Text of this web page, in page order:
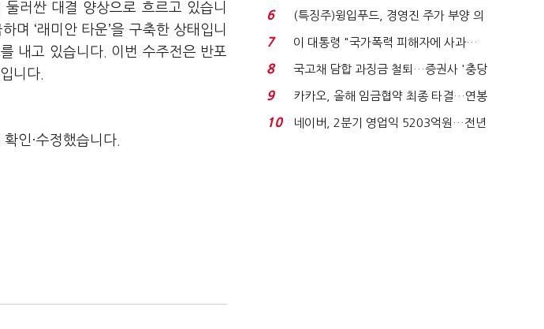
러싼 대결 양상으로 흐르고 있습니
며 ‘래미안 타운’을 구축한 상태입니
내고 있습니다. 이번 수주전은 반포
니다.
인·수정했습니다.
국전쟁’
6
(특징주)윙입푸드, 경영진 주가 부양 의
지에 상한가...
7
이 대통령 "국가폭력 피해자에 사과…
적극적 조사로 진...
8
국고채 담합 과징금 철퇴…증권사 '충당
금 폭탄' 우려...
9
카카오, 올해 임금협약 최종 타결…연봉
6.3% 인상·격려...
10
네이버, 2분기 영업익 5203억원…전년